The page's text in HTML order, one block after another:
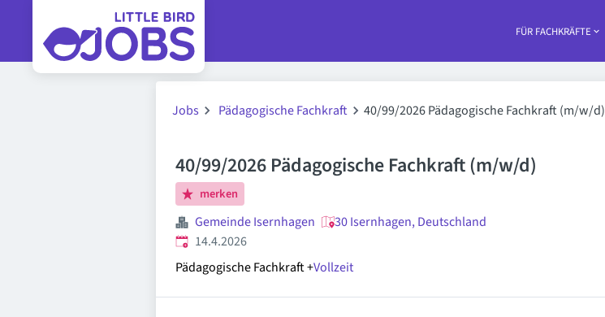
FÜR FACHKRÄFTE
Jobs Pädagogische Fachkraft 40/99/2026 Pädagogische Fachkraft (m/w/d)
40/99/2026 Pädagogische Fachkraft (m/w/d)
merken
Gemeinde Isernhagen
30 Isernhagen, Deutschland
Veröffentlicht
14.4.2026
Pädagogische Fachkraft+Vollzeit